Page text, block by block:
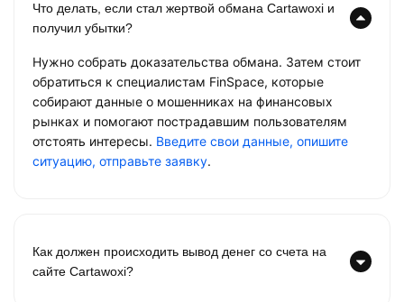
Что делать, если стал жертвой обмана Cartawoxi и
получил убытки?
Нужно собрать доказательства обмана. Затем стоит
обратиться к специалистам FinSpace, которые
собирают данные о мошенниках на финансовых
рынках и помогают пострадавшим пользователям
отстоять интересы. Введите свои данные, опишите
ситуацию, отправьте заявку.
Как должен происходить вывод денег со счета на
сайте Cartawoxi?